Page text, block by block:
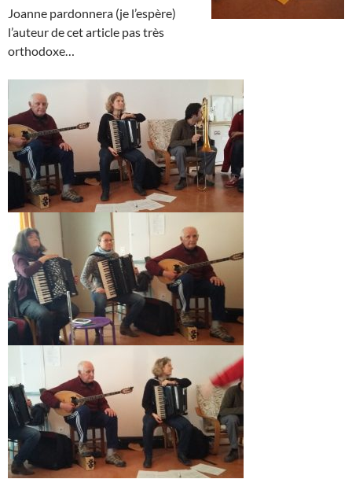
Joanne pardonnera (je l’espère)
l’auteur de cet article pas très
orthodoxe…